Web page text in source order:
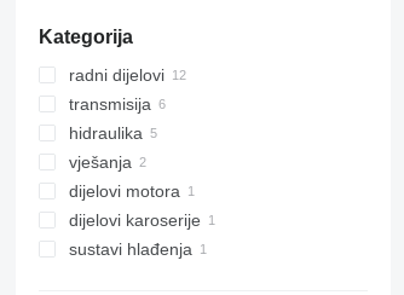
Kategorija
radni dijelovi
sječkalice
drugi radni dijelovi
transmisija
mjenjači
kardanska vratila
križevi kardanskog vratila
reduktori
hidraulika
hidraulički motori
hidraulične pumpe
hidraulični razvodnici
vješanja
glavčine
vješanja - drugi rezervni dijelovi
dijelovi motora
motori
dijelovi karoserije
vučne kuke
sustavi hlađenja